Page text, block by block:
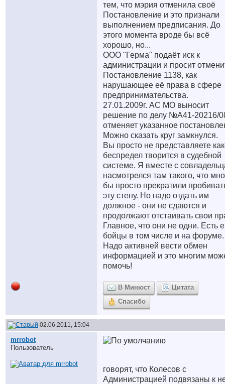
тем, что мэрия отменила своё
Постановление и это признали
выполнением предписания. До
этого момента вроде бы всё
хорошо, но...
ООО "Герма" подаёт иск к
администрации и просит
Постановление 1138, как
нарушающее её права в сфере
предпринимательства.
27.01.2009г. АС МО выносит
решение по делу №А41-20216/
отменяет указанное
Можно сказать круг замкнулся.
Вы просто не представляете
беспредел творится в судебной
системе. Я вместе с
насмотрелся там такого, что
бы просто прекратили
эту стену. Но надо отдать им
должное - они не сдаются и
продолжают отстаивать свои
Главное, что они не одни. Есть
бойцы в том числе и на форуме.
Надо активней вести обмен
информацией и это многим
помочь!
В Минюст
Цитата
Спасибо
02.06.2011, 15:04
mrrobot
Пользователь
говорят, что Колесов с
Администрацией подвязаны к